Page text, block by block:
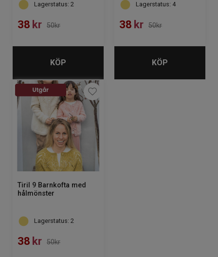
Lagerstatus: 2
38 kr 50kr
KÖP
Lagerstatus: 4
38 kr 50kr
KÖP
Tiril 9 Barnkofta med
hålmönster
Lagerstatus: 2
38 kr 50kr